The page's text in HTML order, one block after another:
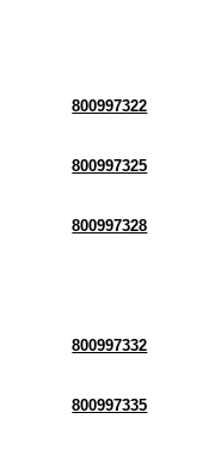
800997322
800997325
800997328
800997332
800997335